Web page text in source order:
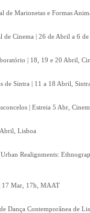
de Marionetas e Formas
de Cinema | 26 de Abril a 6
| 18, 19 e 20 Abril,
de Sintra | 11 a 18 Abril,
| Estreia 5 Abr,
Lisboa
Realignments:
17 Mar, 17h, MAAT
Dança Contemporânea de